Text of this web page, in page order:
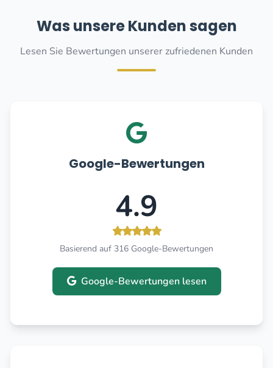
Was unsere Kunden sagen
Lesen Sie Bewertungen unserer zufriedenen Kunden
Google-Bewertungen
4.9
Basierend auf 316 Google-Bewertungen
Google-Bewertungen lesen